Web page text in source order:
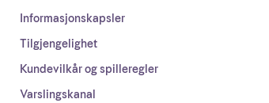
Informasjonskapsler
Tilgjengelighet
Kundevilkår og spilleregler
Varslingskanal